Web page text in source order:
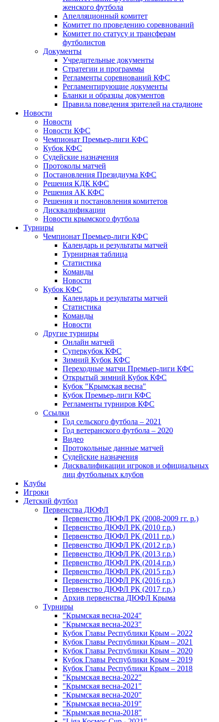
женского футбола
Апелляционный комитет
Комитет по проведению соревнований
Комитет по статусу и трансферам
футболистов
Документы
Учредительные документы
Стратегии и программы
Регламенты соревнований КФС
Регламентирующие документы
Бланки и образцы документов
Правила поведения зрителей на стадионе
Новости
Новости
Новости КФС
Чемпионат Премьер-лиги КФС
Кубок КФС
Судейские назначения
Протоколы матчей
Постановления Президиума КФС
Решения КДК КФС
Решения АК КФС
Решения и постановления комитетов
Дисквалификации
Новости крымского футбола
Турниры
Чемпионат Премьер-лиги КФС
Календарь и результаты матчей
Турнирная таблица
Статистика
Команды
Новости
Кубок КФС
Календарь и результаты матчей
Статистика
Команды
Новости
Другие турниры
Онлайн матчей
Суперкубок КФС
Зимний Кубок КФС
Переходные матчи Премьер-лиги КФС
Открытый зимний Кубок КФС
Кубок "Крымская весна"
Кубок Премьер-лиги КФС
Регламенты турниров КФС
Ссылки
Год сельского футбола – 2021
Год ветеранского футбола – 2020
Видео
Протокольные данные матчей
Судейские назначения
Дисквалификации игроков и официальных
лиц футбольных клубов
Клубы
Игроки
Детский футбол
Первенства ДЮФЛ
Первенство ДЮФЛ РК (2008-2009 гг. р.)
Первенство ДЮФЛ РК (2010 г.р.)
Первенство ДЮФЛ РК (2011 г.р.)
Первенство ДЮФЛ РК (2012 г.р.)
Первенство ДЮФЛ РК (2013 г.р.)
Первенство ДЮФЛ РК (2014 г.р.)
Первенство ДЮФЛ РК (2015 г.р.)
Первенство ДЮФЛ РК (2016 г.р.)
Первенство ДЮФЛ РК (2017 г.р.)
Архив первенства ДЮФЛ Крыма
Турниры
"Крымская весна-2024"
"Крымская весна-2023"
Кубок Главы Республики Крым – 2022
Кубок Главы Республики Крым – 2021
Кубок Главы Республики Крым – 2020
Кубок Главы Республики Крым – 2019
Кубок Главы Республики Крым – 2018
"Крымская весна-2022"
"Крымская весна-2021"
"Крымская весна-2020"
"Крымская весна-2019"
"Крымская весна-2018"